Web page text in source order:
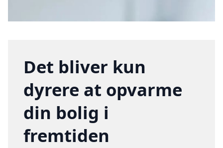
Det bliver kun
dyrere at opvarme
din bolig i
fremtiden